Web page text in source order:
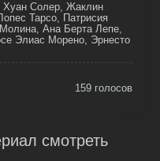
Хуан Солер, Жаклин
Тарсо, Патрисия
Ана Берта Лепе,
Элиас Морено, Эрнесто
159 голосов
смотреть